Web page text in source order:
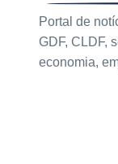
Portal de
GDF, CLDF,
economia,